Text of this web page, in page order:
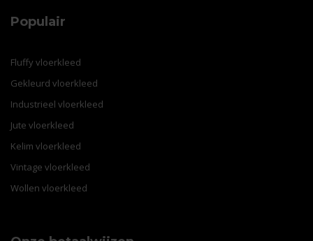
Populair
Fluffy vloerkleed
Gekleurd vloerkleed
Industrieel vloerkleed
Jute vloerkleed
Kelim vloerkleed
Vintage vloerkleed
Wollen vloerkleed